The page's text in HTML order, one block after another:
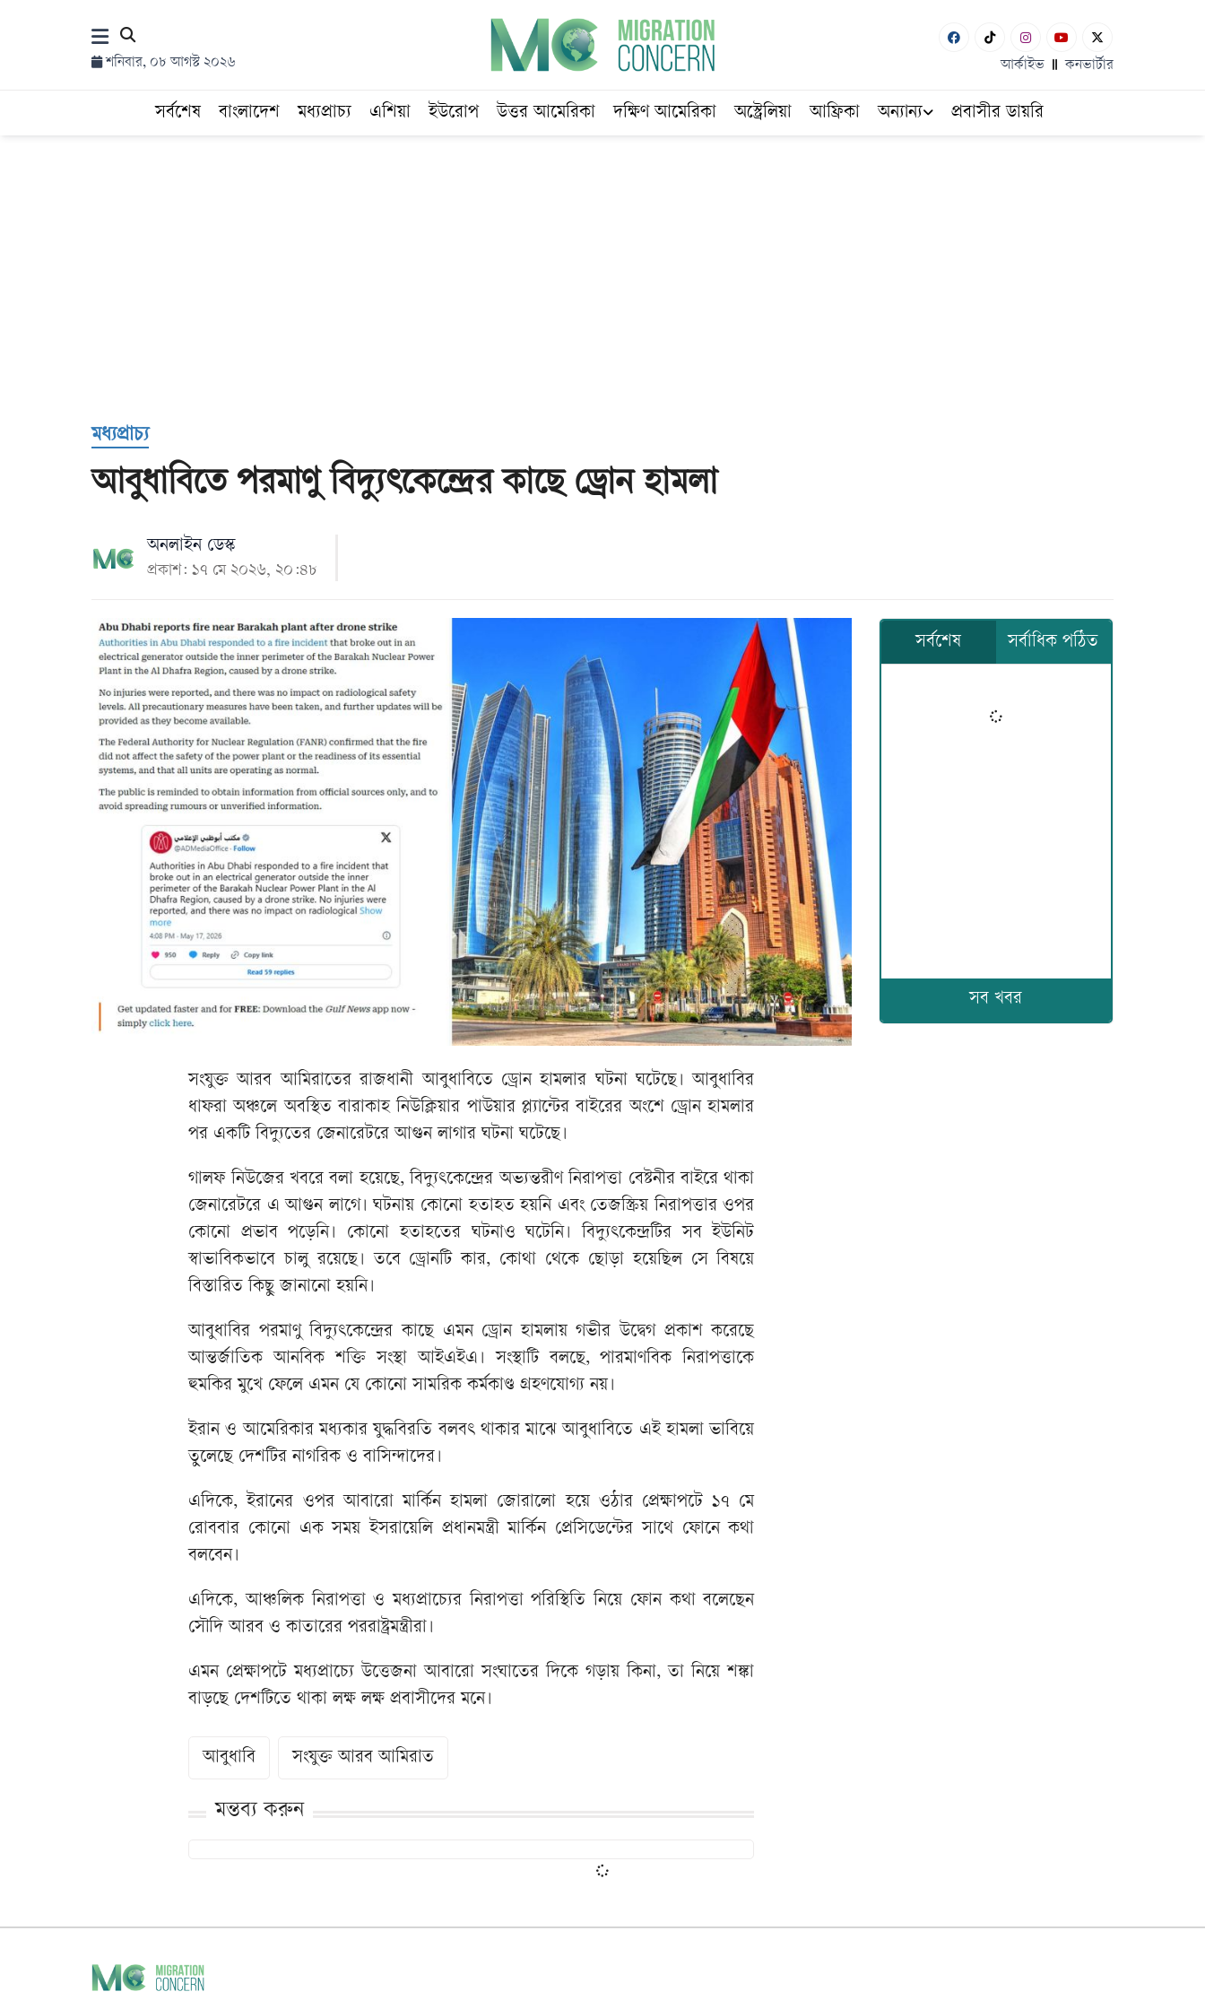
শনিবার, ০৮ আগস্ট ২০২৬ আর্কাইভ কনভার্টার
সর্বশেষ বাংলাদেশ মধ্যপ্রাচ্য এশিয়া ইউরোপ উত্তর আমেরিকা দক্ষিণ আমেরিকা অস্ট্রেলিয়া আফ্রিকা অন্যান্য প্রবাসীর ডায়রি
মধ্যপ্রাচ্য
আবুধাবিতে পরমাণু বিদ্যুৎকেন্দ্রের কাছে ড্রোন হামলা
অনলাইন ডেস্ক
প্রকাশ: ১৭ মে ২০২৬, ২০:৪৮
সংযুক্ত আরব আমিরাতের রাজধানী আবুধাবিতে ড্রোন হামলার ঘটনা ঘটেছে। আবুধাবির
ধাফরা অঞ্চলে অবস্থিত বারাকাহ নিউক্লিয়ার পাউয়ার প্ল্যান্টের বাইরের অংশে ড্রোন হামলার
পর একটি বিদ্যুতের জেনারেটরে আগুন লাগার ঘটনা ঘটেছে।
গালফ নিউজের খবরে বলা হয়েছে, বিদ্যুৎকেন্দ্রের অভ্যন্তরীণ নিরাপত্তা বেষ্টনীর বাইরে থাকা
জেনারেটরে এ আগুন লাগে। ঘটনায় কোনো হতাহত হয়নি এবং তেজস্ক্রিয় নিরাপত্তার ওপর
কোনো প্রভাব পড়েনি। কোনো হতাহতের ঘটনাও ঘটেনি। বিদ্যুৎকেন্দ্রটির সব ইউনিট
স্বাভাবিকভাবে চালু রয়েছে। তবে ড্রোনটি কার, কোথা থেকে ছোড়া হয়েছিল সে বিষয়ে
বিস্তারিত কিছু জানানো হয়নি।
আবুধাবির পরমাণু বিদ্যুৎকেন্দ্রের কাছে এমন ড্রোন হামলায় গভীর উদ্বেগ প্রকাশ করেছে
আন্তর্জাতিক আনবিক শক্তি সংস্থা আইএইএ। সংস্থাটি বলছে, পারমাণবিক নিরাপত্তাকে
হুমকির মুখে ফেলে এমন যে কোনো সামরিক কর্মকাণ্ড গ্রহণযোগ্য নয়।
ইরান ও আমেরিকার মধ্যকার যুদ্ধবিরতি বলবৎ থাকার মাঝে আবুধাবিতে এই হামলা ভাবিয়ে
তুলেছে দেশটির নাগরিক ও বাসিন্দাদের।
এদিকে, ইরানের ওপর আবারো মার্কিন হামলা জোরালো হয়ে ওঠার প্রেক্ষাপটে ১৭ মে
রোববার কোনো এক সময় ইসরায়েলি প্রধানমন্ত্রী মার্কিন প্রেসিডেন্টের সাথে ফোনে কথা
বলবেন।
এদিকে, আঞ্চলিক নিরাপত্তা ও মধ্যপ্রাচ্যের নিরাপত্তা পরিস্থিতি নিয়ে ফোন কথা বলেছেন
সৌদি আরব ও কাতারের পররাষ্ট্রমন্ত্রীরা।
এমন প্রেক্ষাপটে মধ্যপ্রাচ্যে উত্তেজনা আবারো সংঘাতের দিকে গড়ায় কিনা, তা নিয়ে শঙ্কা
বাড়ছে দেশটিতে থাকা লক্ষ লক্ষ প্রবাসীদের মনে।
আবুধাবি সংযুক্ত আরব আমিরাত
মন্তব্য করুন
সর্বশেষ সর্বাধিক পঠিত
সব খবর